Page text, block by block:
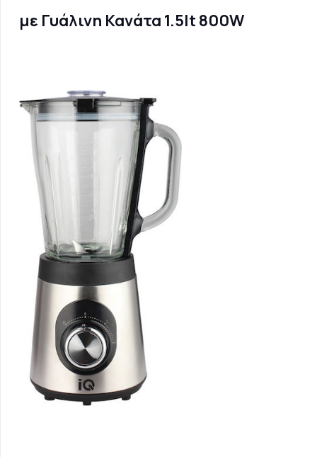
800W
με Γυάλινη Κανάτα 1.5lt 800W